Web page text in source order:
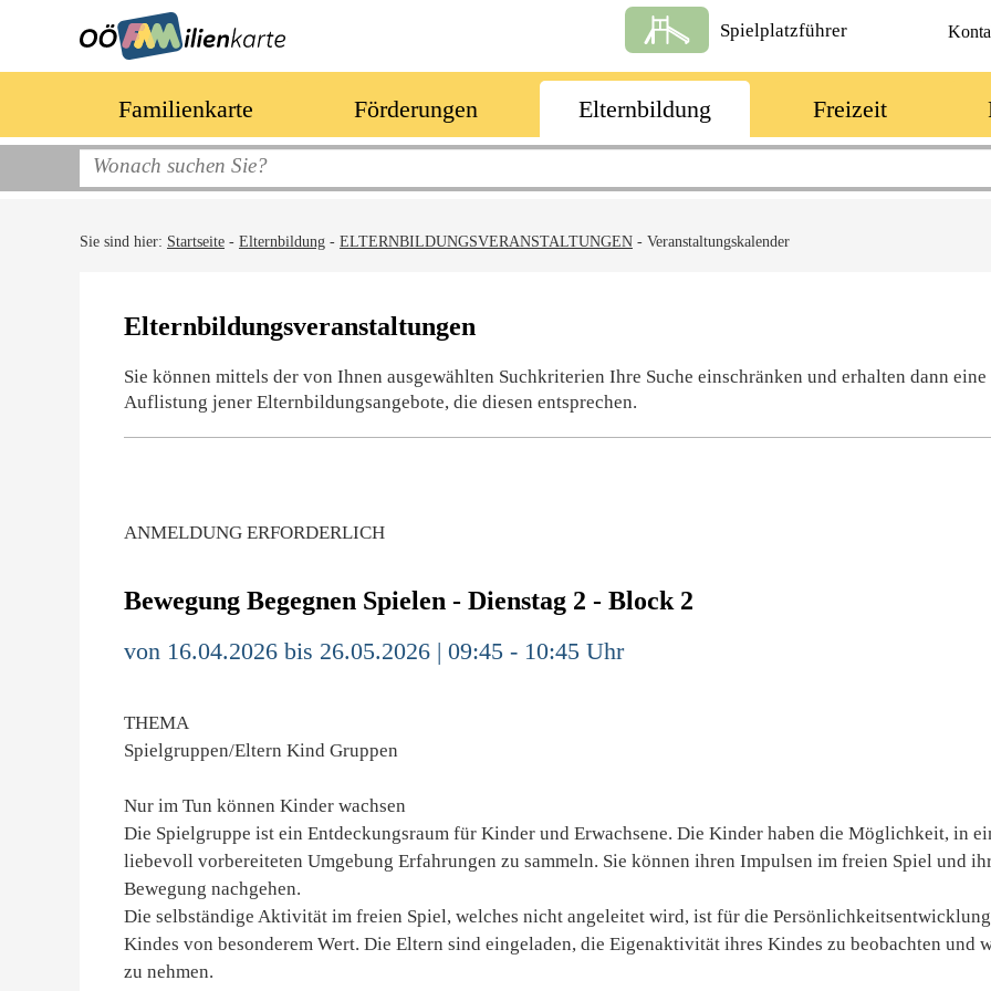
Spielplatzführer
Familienkarte Förderungen Elternbildung Freizeit
Sie sind hier: Startseite - Elternbildung - ELTERNBILDUNGSVERANSTALTUNGEN - Veranstaltungskalender
Elternbildungsveranstaltungen
Sie können mittels der von Ihnen ausgewählten Suchkriterien Ihre Suche einschränken und erhalten dann eine
Auflistung jener Elternbildungsangebote, die diesen entsprechen.
ANMELDUNG ERFORDERLICH
Bewegung Begegnen Spielen - Dienstag 2 - Block 2
von 16.04.2026 bis 26.05.2026 | 09:45 - 10:45 Uhr
THEMA
Spielgruppen/Eltern Kind Gruppen
Nur im Tun können Kinder wachsen
Die Spielgruppe ist ein Entdeckungsraum für Kinder und Erwachsene. Die Kinder haben die Möglichkeit, in
liebevoll vorbereiteten Umgebung Erfahrungen zu sammeln. Sie können ihren Impulsen im freien Spiel und
Bewegung nachgehen.
Die selbständige Aktivität im freien Spiel, welches nicht angeleitet wird, ist für die Persönlichkeitsentwicklung
Kindes von besonderem Wert. Die Eltern sind eingeladen, die Eigenaktivität ihres Kindes zu beobachten und
zu nehmen.